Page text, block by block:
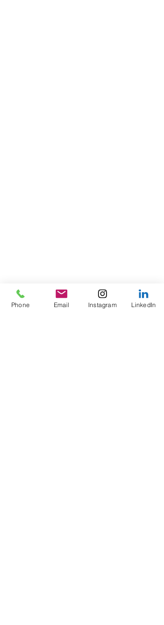
Phone Email Instagram LinkedIn